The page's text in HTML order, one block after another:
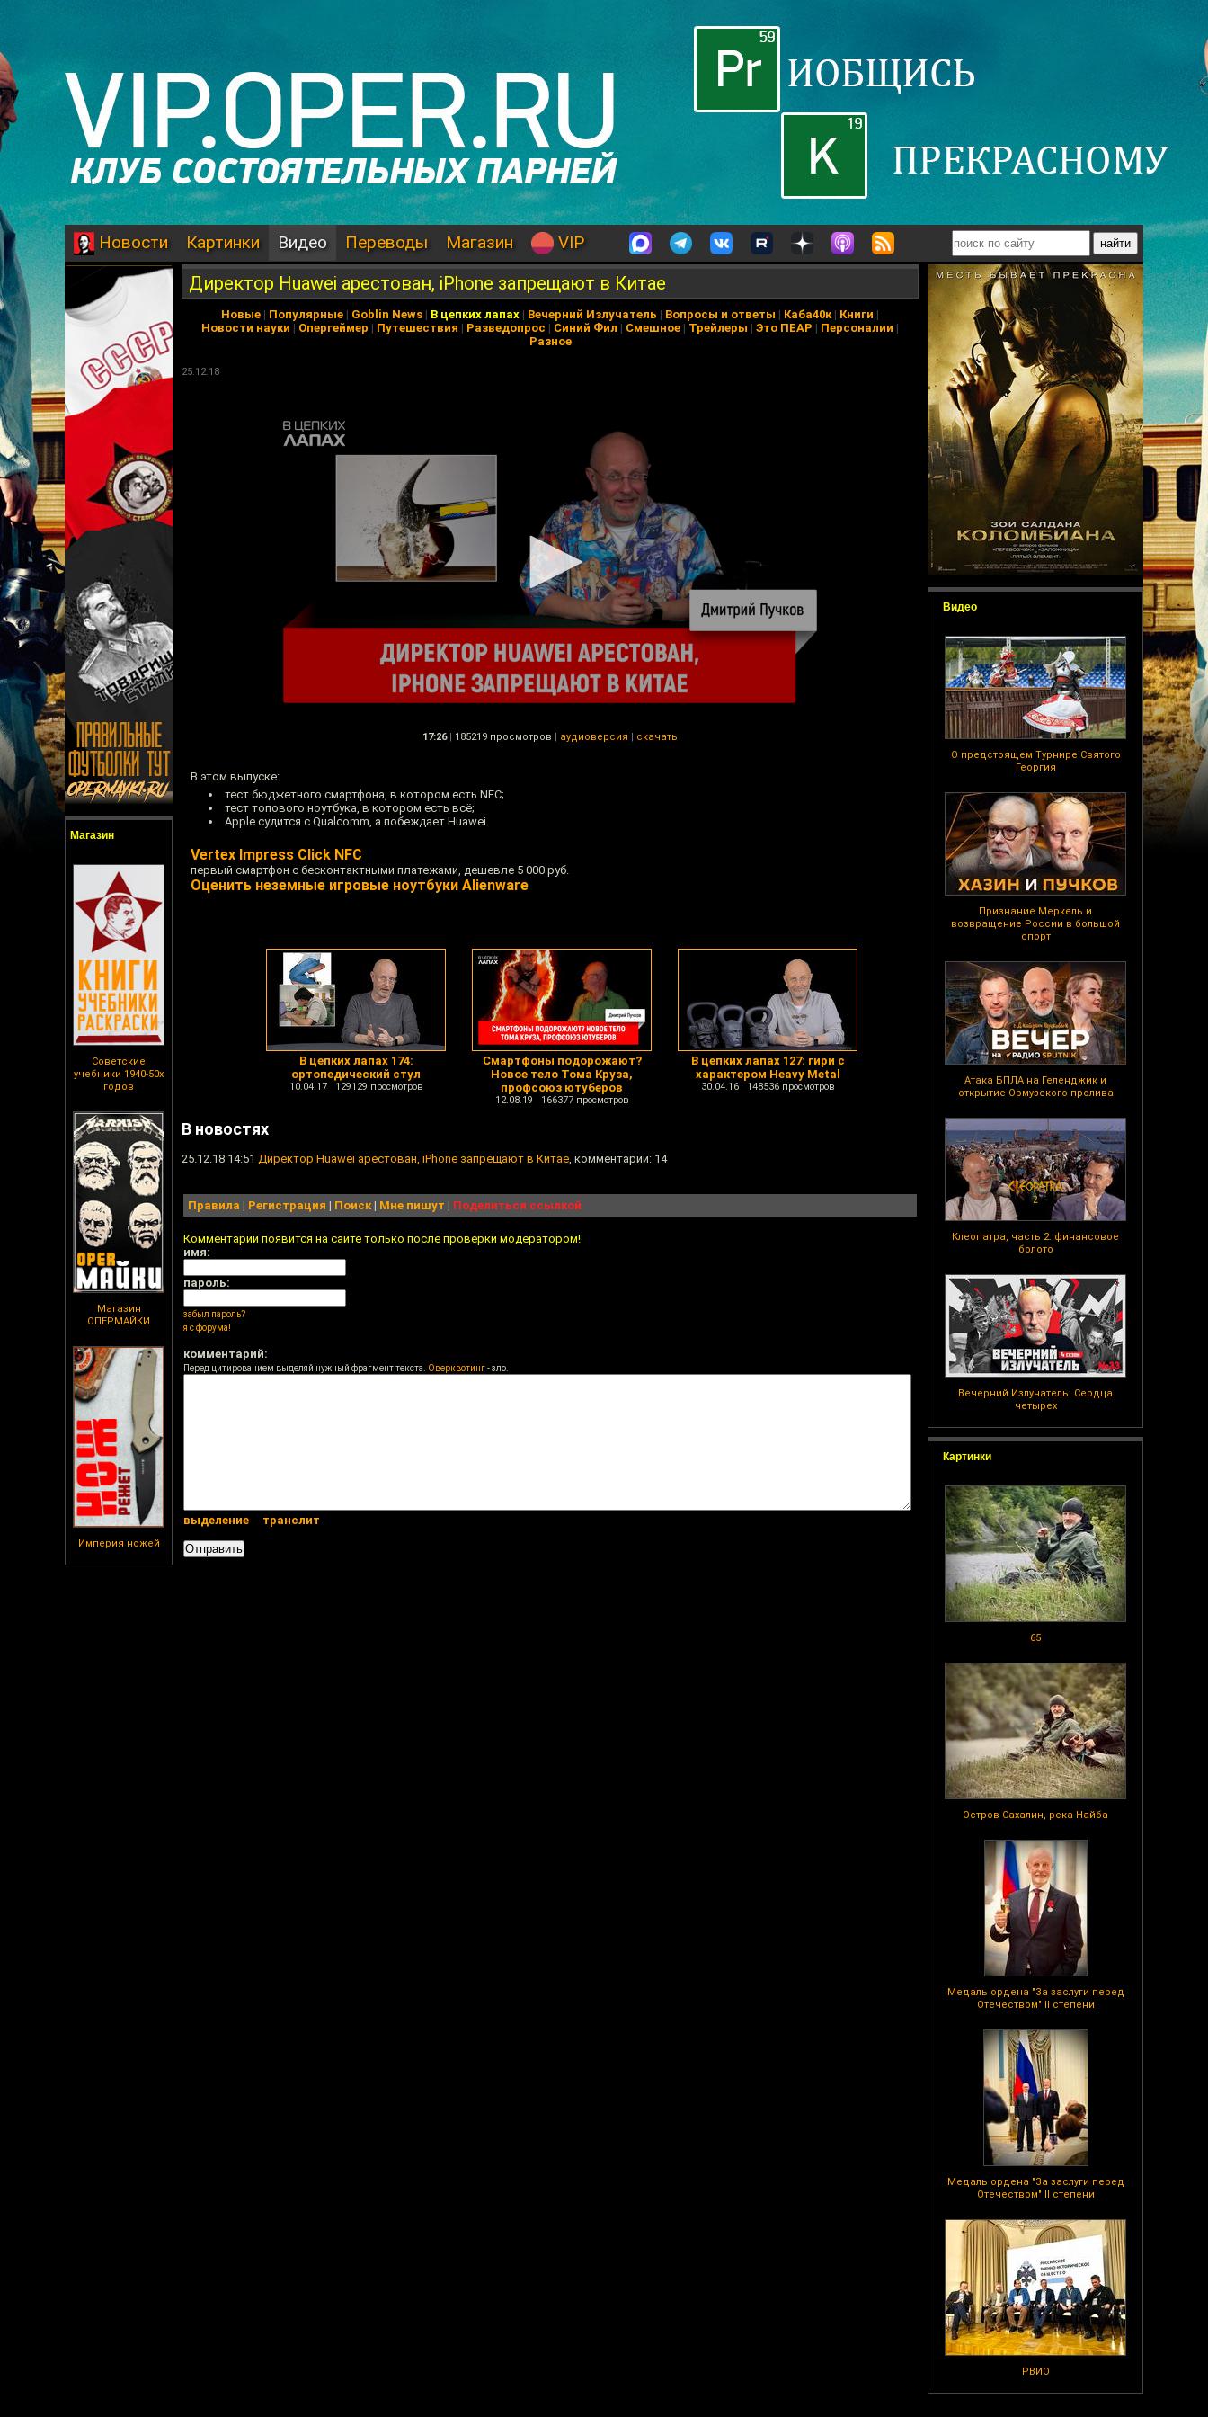
Новости Картинки Видео Переводы Магазин VIP
Магазин
Советские
учебники 1940-50х
годов
Магазин
ОПЕРМАЙКИ
Империя ножей
Видео
О предстоящем Турнире Святого
Георгия
Признание Меркель и
возвращение России в большой
спорт
Атака БПЛА на Геленджик и
открытие Ормузского пролива
Клеопатра, часть 2: финансовое
болото
Вечерний Излучатель: Сердца
четырех
Картинки
65
Остров Сахалин, река Найба
Медаль ордена "За заслуги перед
Отечеством" II степени
Медаль ордена "За заслуги перед
Отечеством" II степени
РВИО
Директор Huawei арестован, iPhone запрещают в Китае
Новые | Популярные | Goblin News | В цепких лапах | Вечерний Излучатель | Вопросы и ответы | Каба40к| Книги |
Новости науки | Опергеймер | Путешествия | Разведопрос | Синий Фил | Смешное | Трейлеры | Это ПЕАР | Персоналии |
Разное
25.12.18
17:26 | 185219 просмотров | аудиоверсия | скачать
В этом выпуске:
тест бюджетного смартфона, в котором есть NFC;
тест топового ноутбука, в котором есть всё;
Apple судится с Qualcomm, а побеждает Huawei.
Vertex Impress Click NFC
первый смартфон с бесконтактными платежами, дешевле 5 000 руб.
Оценить неземные игровые ноутбуки Alienware
В цепких лапах 174:
ортопедический стул
10.04.17 129129 просмотров
Смартфоны подорожают?
Новое тело Тома Круза,
профсоюз ютуберов
12.08.19 166377 просмотров
В цепких лапах 127: гири с
характером Heavy Metal
30.04.16 148536 просмотров
В новостях
25.12.18 14:51 Директор Huawei арестован, iPhone запрещают в Китае, комментарии: 14
Правила | Регистрация | Поиск| Мне пишут | Поделиться ссылкой
Комментарий появится на сайте только после проверки модератором!
имя:
пароль:
забыл пароль?
я с форума!
комментарий:
Перед цитированием выделяй нужный фрагмент текста. Оверквотинг- зло.
выделение транслит